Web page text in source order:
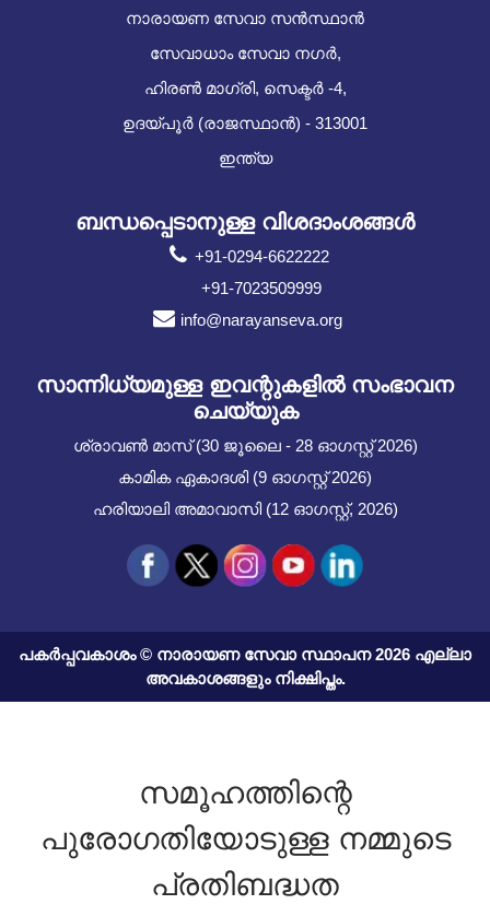
നാരായണ സേവാ സൻസ്ഥാൻ
സേവാധാം സേവാ നഗർ,
ഹിരൺ മാഗ്രി, സെക്ടർ -4,
ഉദയ്പൂർ (രാജസ്ഥാൻ) - 313001
ഇന്ത്യ
ബന്ധപ്പെടാനുള്ള വിശദാംശങ്ങൾ
+91-0294-6622222
+91-7023509999
info@narayanseva.org
സാന്നിധ്യമുള്ള ഇവന്റുകളില്‍ സംഭാവന
ചെയ്യുക
ശ്രാവൺ മാസ് (30 ജൂലൈ - 28 ഓഗസ്റ്റ് 2026)
കാമിക ഏകാദശി (9 ഓഗസ്റ്റ് 2026)
ഹരിയാലി അമാവാസി (12 ഓഗസ്റ്റ്, 2026)
പകർപ്പവകാശം © നാരായണ സേവാ സ്ഥാപന 2026 എല്ലാ
അവകാശങ്ങളും നിക്ഷിപ്തം.
സമൂഹത്തിന്റെ
പുരോഗതിയോടുള്ള നമ്മുടെ
പ്രതിബദ്ധത